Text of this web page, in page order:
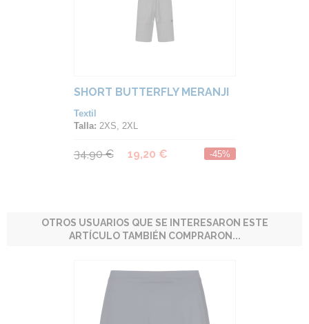
SHORT BUTTERFLY MERANJI
Textil
Talla: 2XS, 2XL
34,90 € 19,20 € -45%
OTROS USUARIOS QUE SE INTERESARON ESTE
ARTÍCULO TAMBIÉN COMPRARON...